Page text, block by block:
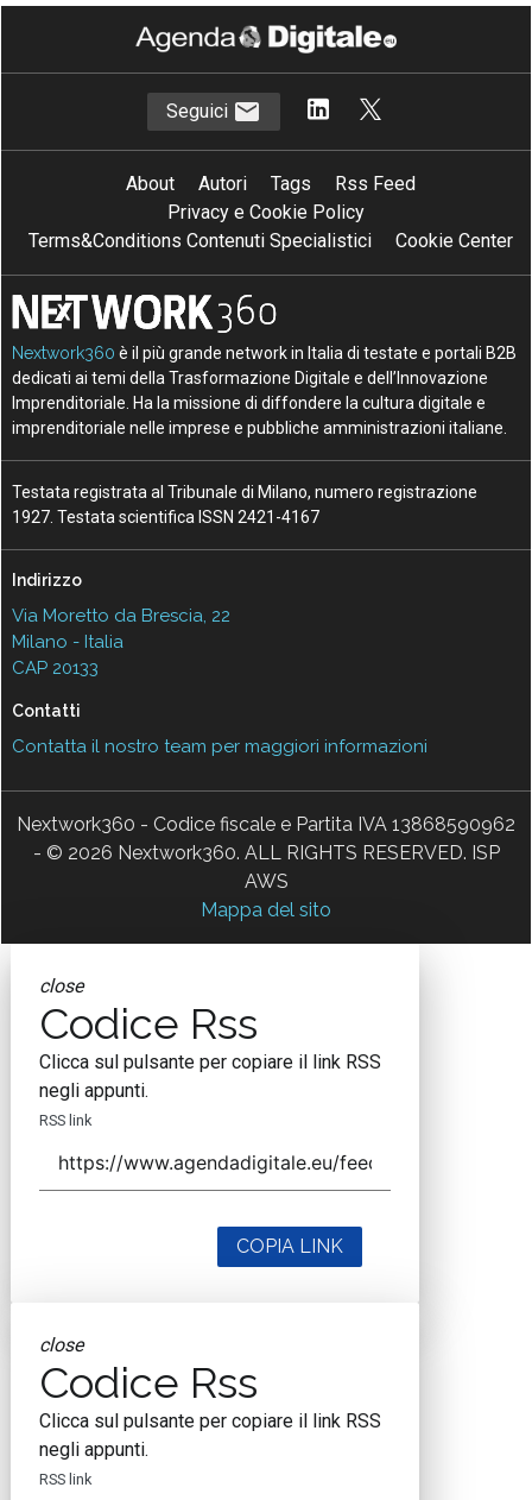
Seguici
About Autori Tags
Rss Feed
Privacy e Cookie Policy
Terms&Conditions Contenuti Specialistici
Cookie Center
Nextwork360 è il più grande network in Italia di testate e portali B2B
dedicati ai temi della Trasformazione Digitale e dell’Innovazione
Imprenditoriale. Ha la missione di diffondere la cultura digitale e
imprenditoriale nelle imprese e pubbliche amministrazioni italiane.
Testata registrata al Tribunale di Milano, numero registrazione
1927. Testata scientifica ISSN 2421-4167
Indirizzo
Via Moretto da Brescia, 22
Milano - Italia
CAP 20133
Contatti
Contatta il nostro team per maggiori informazioni
Nextwork360 - Codice fiscale e Partita IVA 13868590962
- © 2026 Nextwork360. ALL RIGHTS RESERVED. ISP
AWS
Mappa del sito
close
Codice Rss
Clicca sul pulsante per copiare il link RSS
negli appunti.
RSS link
COPIA LINK
close
Codice Rss
Clicca sul pulsante per copiare il link RSS
negli appunti.
RSS link